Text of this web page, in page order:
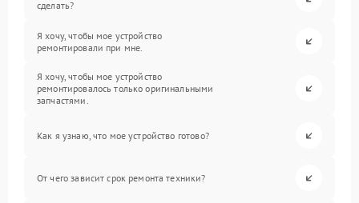
сделать?
Я хочу, чтобы мое устройство
ремонтировали при мне.
Я хочу, чтобы мое устройство
ремонтировалось только оригинальными
запчастями.
Как я узнаю, что мое устройство готово?
От чего зависит срок ремонта техники?